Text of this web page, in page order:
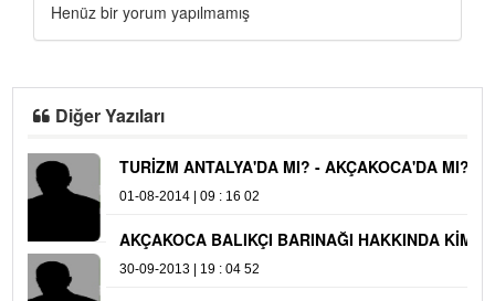
Henüz bir yorum yapılmamış
Diğer Yazıları
TURİZM ANTALYA'DA MI? - AKÇAKOCA'DA
MI?
01-08-2014 | 09 : 16 02
AKÇAKOCA BALIKÇI BARINAĞI HAKKINDA
KİM HAKLI